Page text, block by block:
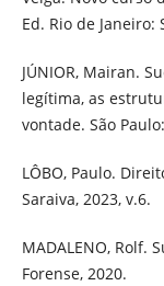
Ed. Rio de Janeiro:
JÚNIOR, Mairan.
legítima, as
vontade. São
LÔBO, Paulo.
Saraiva, 2023, v.6.
MADALENO, Rolf.
Forense, 2020.